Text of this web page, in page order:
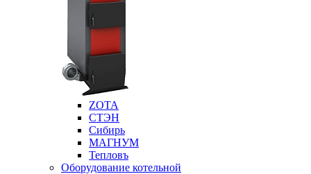
ZOTA
СТЭН
Сибирь
МАГНУМ
Тепловъ
Оборудование котельной